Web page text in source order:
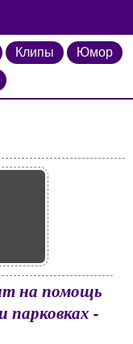
Клипы
Юмор
на помощь
парковках -